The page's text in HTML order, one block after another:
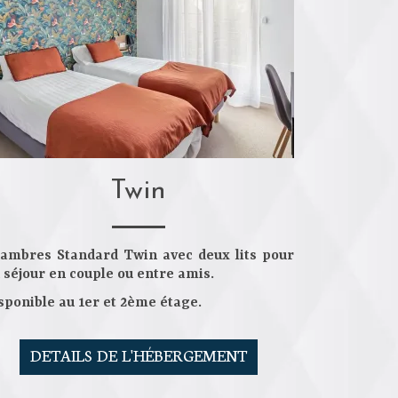
Twin
Standard Twinavec deux lits pour
séjour en couple ou entre amis.
au1er et 2ème étage.
DETAILS DE L'HÉBERGEMENT